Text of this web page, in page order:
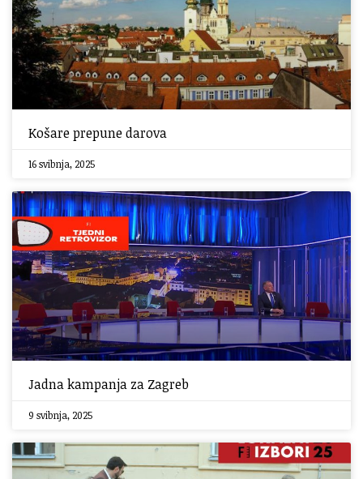
Košare prepune darova
16 svibnja, 2025
Jadna kampanja za Zagreb
9 svibnja, 2025